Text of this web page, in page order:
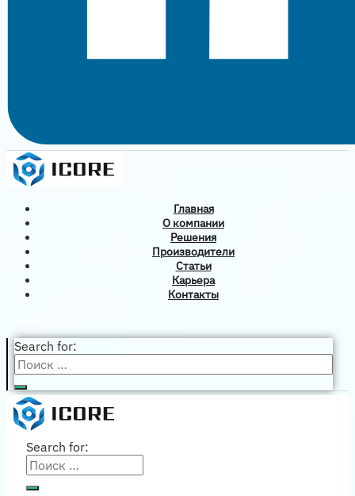
Главная
О компании
Решения
Производители
Статьи
Карьера
Контакты
Search for:
Search for: